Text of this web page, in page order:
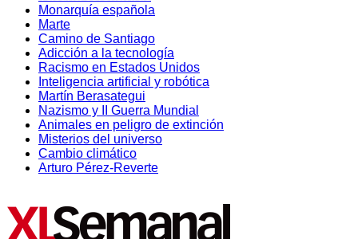
Monarquía española
Marte
Camino de Santiago
Adicción a la tecnología
Racismo en Estados Unidos
Inteligencia artificial y robótica
Martín Berasategui
Nazismo y II Guerra Mundial
Animales en peligro de extinción
Misterios del universo
Cambio climático
Arturo Pérez-Reverte